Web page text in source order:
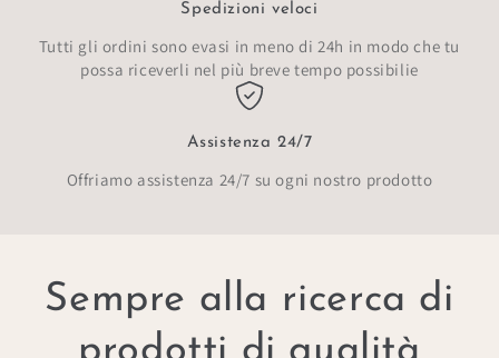
Spedizioni veloci
Tutti gli ordini sono evasi in meno di 24h in modo che tu
possa riceverli nel più breve tempo possibilie
Assistenza 24/7
Offriamo assistenza 24/7 su ogni nostro prodotto
Sempre alla ricerca di